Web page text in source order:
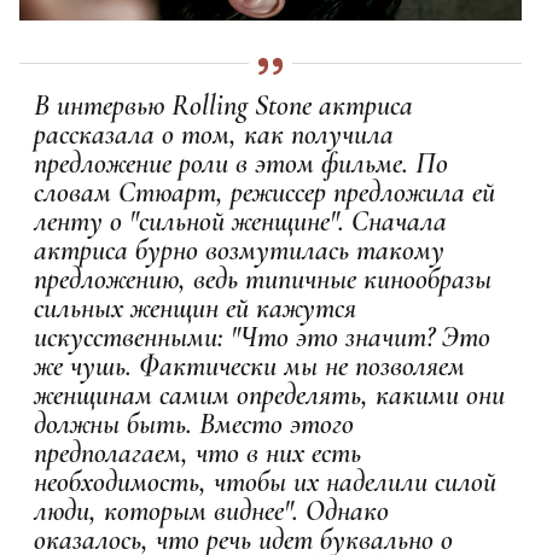
В интервью Rolling Stone актриса
рассказала о том, как получила
предложение роли в этом фильме. По
словам Стюарт, режиссер предложила ей
ленту о "сильной женщине". Сначала
актриса бурно возмутилась такому
предложению, ведь типичные кинообразы
сильных женщин ей кажутся
искусственными: "Что это значит? Это
же чушь. Фактически мы не позволяем
женщинам самим определять, какими они
должны быть. Вместо этого
предполагаем, что в них есть
необходимость, чтобы их наделили силой
люди, которым виднее". Однако
оказалось, что речь идет буквально о